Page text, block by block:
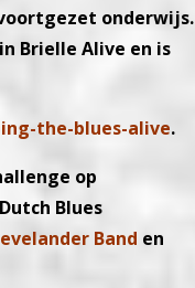
onderwijs.
Brielle Alive en is
the-blues-alive.
op
Blues
Band en